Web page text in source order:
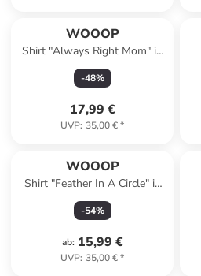
WOOOP
Shirt "Always Right Mom" in
Weiß
-48%
17,99 €
UVP: 35,00 €*
WOOOP
Shirt "Feather In A Circle" in
Weiß
-54%
ab: 15,99 €
UVP: 35,00 €*